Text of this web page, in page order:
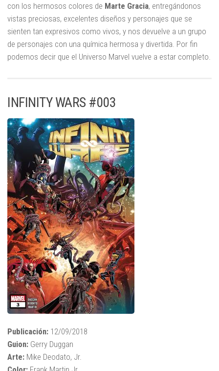
con los hermosos colores de Marte Gracia, entregándonos
vistas preciosas, excelentes diseños y personajes que se
sienten tan expresivos como vivos, y nos devuelve a un grupo
de personajes con una química hermosa y divertida. Por fin
podemos decir que el Universo Marvel vuelve a estar completo.
INFINITY WARS #003
Publicación: 12/09/2018
Guion: Gerry Duggan
Arte: Mike Deodato, Jr.